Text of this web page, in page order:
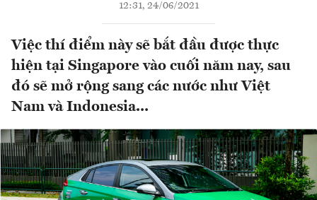
12:31, 24/06/2021
Việc thí điểm này sẽ bắt đầu được thực
hiện tại Singapore vào cuối năm nay, sau
đó sẽ mở rộng sang các nước như Việt
Nam và Indonesia...